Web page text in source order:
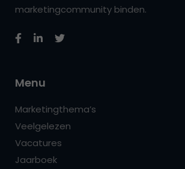
marketingcommunity binden.
Menu
Marketingthema’s
Veelgelezen
Vacatures
Jaarboek